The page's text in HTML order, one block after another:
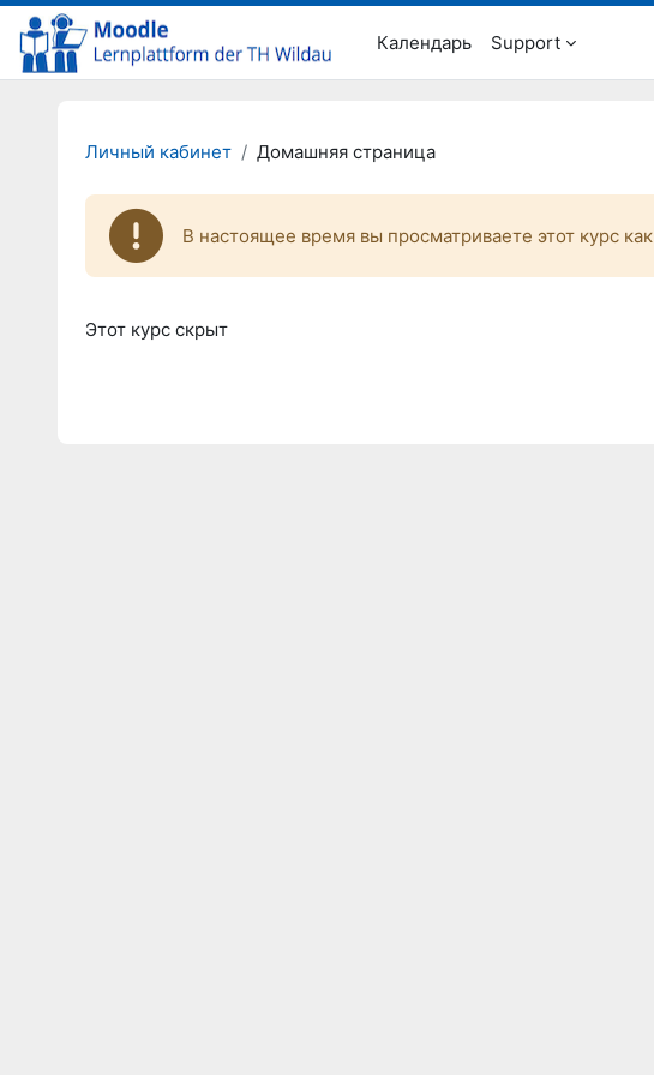
Перейти к основному содержанию
Календарь
Support
Личный кабинет Домашняя страница
В настоящее время вы просматриваете этот курс как
Этот курс скрыт